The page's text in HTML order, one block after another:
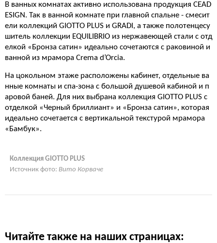
В ванных комнатах активно использована продукция CEAD
ESIGN. Так в ванной комнате при главной спальне - смесит
ели коллекций GIOTTO PLUS и GRADI, а также полотенцесу
шитель коллекции EQUILIBRIO из нержавеющей стали с отд
елкой «Бронза сатин» идеально сочетаются с раковиной и
ванной из мрамора Crema d’Orcia.
На цокольном этаже расположены кабинет, отдельные ва
нные комнаты и спа-зона с большой душевой кабиной и п
аровой баней. Для них выбрана коллекция GIOTTO PLUS с
отделкой «Черный бриллиант» и «Бронза сатин», которая
идеально сочетается с вертикальной текстурой мрамора
«Бамбук».
Коллекция GIOTTO PLUS
Источник фото: Вито Корваче
Читайте также на наших страницах: